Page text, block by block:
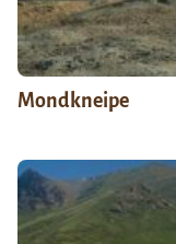
Mondkneipe